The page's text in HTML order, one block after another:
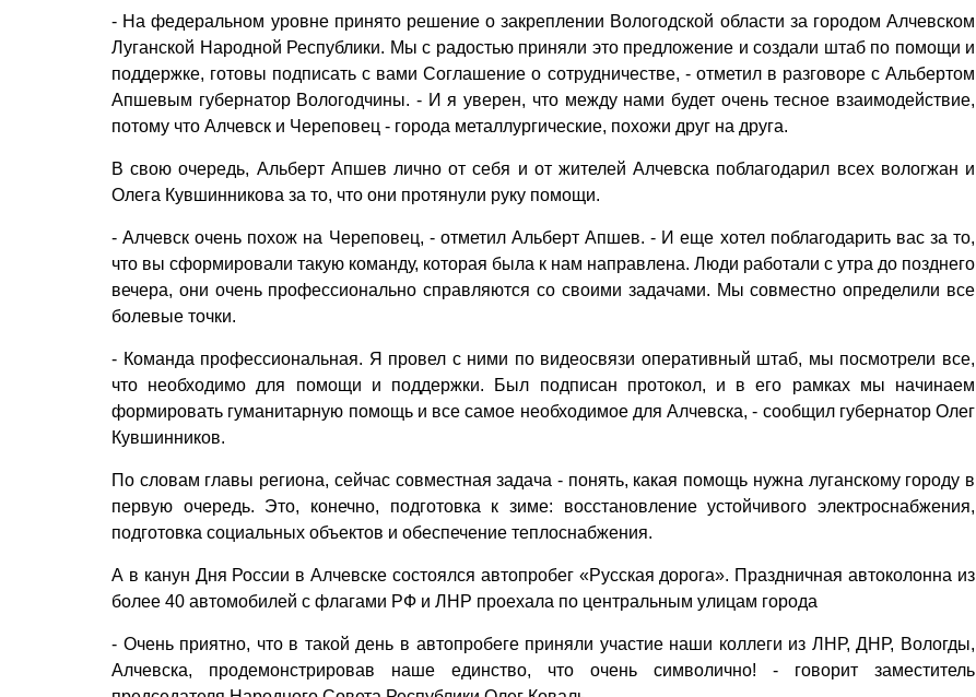
- На федеральном уровне принято решение о закреплении Вологодской области за городом Алчевском
Луганской Народной Республики. Мы с радостью приняли это предложение и создали штаб по помощи и
поддержке, готовы подписать с вами Соглашение о сотрудничестве, - отметил в разговоре с Альбертом
Апшевым губернатор Вологодчины. - И я уверен, что между нами будет очень тесное взаимодействие,
потому что Алчевск и Череповец - города металлургические, похожи друг на друга.
В свою очередь, Альберт Апшев лично от себя и от жителей Алчевска поблагодарил всех вологжан и
Олега Кувшинникова за то, что они протянули руку помощи.
- Алчевск очень похож на Череповец, - отметил Альберт Апшев. - И еще хотел поблагодарить вас за то,
что вы сформировали такую команду, которая была к нам направлена. Люди работали с утра до позднего
вечера, они очень профессионально справляются со своими задачами. Мы совместно определили все
болевые точки.
- Команда профессиональная. Я провел с ними по видеосвязи оперативный штаб, мы посмотрели все,
что необходимо для помощи и поддержки. Был подписан протокол, и в его рамках мы начинаем
формировать гуманитарную помощь и все самое необходимое для Алчевска, - сообщил губернатор Олег
Кувшинников.
По словам главы региона, сейчас совместная задача - понять, какая помощь нужна луганскому городу в
первую очередь. Это, конечно, подготовка к зиме: восстановление устойчивого электроснабжения,
подготовка социальных объектов и обеспечение теплоснабжения.
А в канун Дня России в Алчевске состоялся автопробег «Русская дорога». Праздничная автоколонна из
более 40 автомобилей с флагами РФ и ЛНР проехала по центральным улицам города
- Очень приятно, что в такой день в автопробеге приняли участие наши коллеги из ЛНР, ДНР, Вологды,
Алчевска, продемонстрировав наше единство, что очень символично! - говорит заместитель